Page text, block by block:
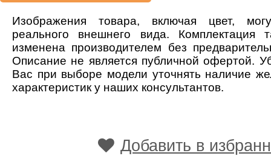
Изображения товара, включая цвет,
реального внешнего вида. Комплектация
изменена производителем без
Описание не является публичной офертой.
Вас при выборе модели уточнять наличие
характеристик у наших консультантов.
Добавить в